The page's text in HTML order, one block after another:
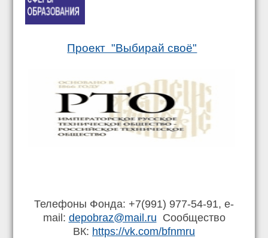
Проект "Выбирай своё"
Телефоны Фонда: +7(991) 977-54-91, e-
mail: depobraz@mail.ru Сообщество
ВК: https://vk.com/bfnmru